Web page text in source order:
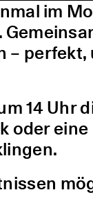
im
perfekt,
14 Uhr
oder